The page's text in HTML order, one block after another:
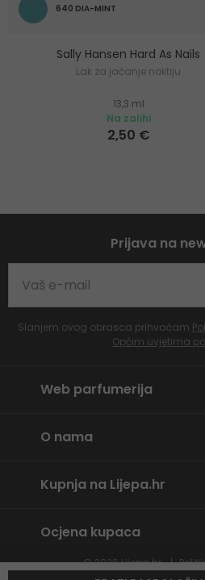
640 DIA-MINT
Sally Hansen Hard As Nails
Lak za jačanje noktiju
13,3 ml
Na zalihi
2,50 €
Prijava na
Slanjem ovog obrasca prihvaćam
Općim uvjetima
Web parfumerija
O nama
Kupnja na Lijepa.hr
Ocjena kupaca
© 2026Lijepa.hr